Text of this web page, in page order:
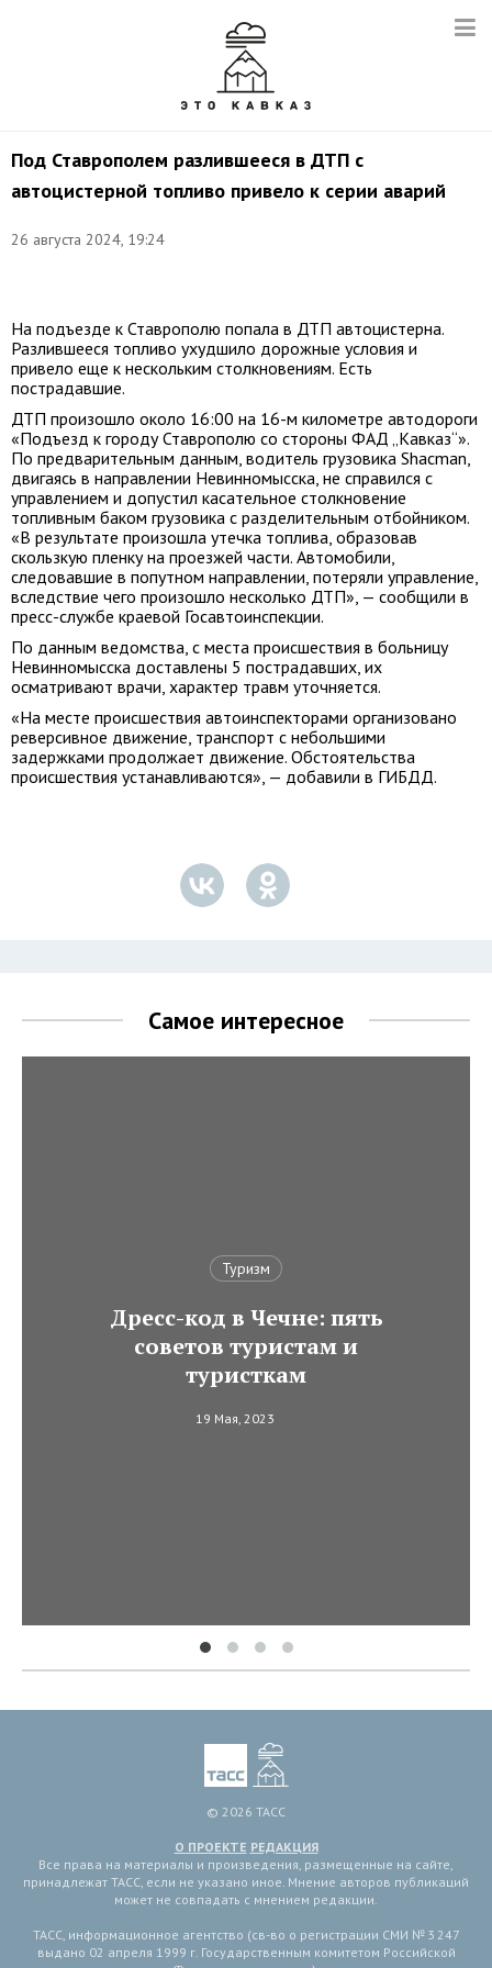
Под Ставрополем разлившееся в ДТП с
автоцистерной топливо привело к серии аварий
26 августа 2024, 19:24
На подъезде к Ставрополю попала в ДТП автоцистерна.
Разлившееся топливо ухудшило дорожные условия и
привело еще к нескольким столкновениям. Есть
пострадавшие.
ДТП произошло около 16:00 на 16-м километре автодороги
«Подъезд к городу Ставрополю со стороны ФАД „Кавказ“».
По предварительным данным, водитель грузовика Shacman,
двигаясь в направлении Невинномысска, не справился с
управлением и допустил касательное столкновение
топливным баком грузовика с разделительным отбойником.
«В результате произошла утечка топлива, образовав
скользкую пленку на проезжей части. Автомобили,
следовавшие в попутном направлении, потеряли управление,
вследствие чего произошло несколько ДТП», — сообщили в
пресс-службе краевой Госавтоинспекции.
По данным ведомства, с места происшествия в больницу
Невинномысска доставлены 5 пострадавших, их
осматривают врачи, характер травм уточняется.
«На месте происшествия автоинспекторами организовано
реверсивное движение, транспорт с небольшими
задержками продолжает движение. Обстоятельства
происшествия устанавливаются», — добавили в ГИБДД.
Самое интересное
Туризм
Дресс-код в Чечне: пять
советов туристам и
туристкам
19 Мая, 2023
© 2026 ТАСС
О ПРОЕКТЕ РЕДАКЦИЯ
Все права на материалы и произведения, размещенные на сайте,
принадлежат ТАСС, если не указано иное. Мнение авторов публикаций
может не совпадать с мнением редакции.
ТАСС, информационное агентство (св-во о регистрации СМИ № 3 247
выдано 02 апреля 1999 г. Государственным комитетом Российской